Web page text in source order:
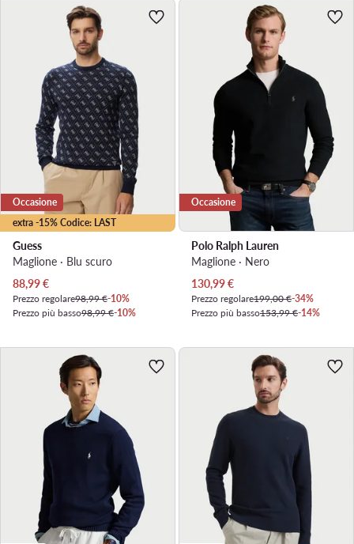
extra -15% Codice: LAST
Occasione
Guess
Maglione · Blu scuro
Prezzo attuale
88,99€
Prezzo regolare98,99 €-10%
Prezzo più basso98,99 €-10%
Occasione
Polo Ralph Lauren
Maglione · Nero
Prezzo attuale
130,99€
Prezzo regolare199,00 €-34%
Prezzo più basso153,99 €-14%